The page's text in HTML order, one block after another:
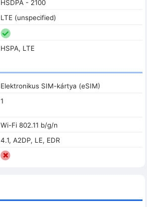
HSDPA - 2100
LTE (unspecified)
HSPA, LTE
Elektronikus SIM-kártya (eSIM)
1
Wi-Fi 802.11 b/g/n
4.1, A2DP, LE, EDR